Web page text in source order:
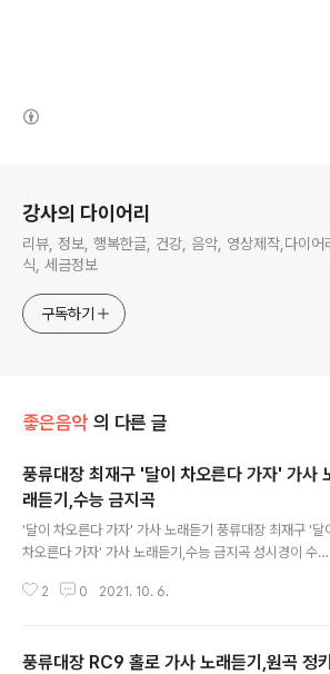
강사의 다이어리
리뷰, 정보, 행복한글, 건강, 음악, 영상제작,다이어
식, 세금정보
구독하기
좋은음악 의 다른 글
풍류대장 최재구 '달이 차오른다 가자' 가사
래듣기,수능 금지곡
'달이 차오른다 가자' 가사 노래듣기 풍류대장 최재구 '달
차오른다 가자' 가사 노래듣기,수능 금지곡 성시경이 수능
바로 이런 풍류,최재구님을 진심으로 응원합니다. 이분 떨
인정한 그 곡 가사는 영상에 들어있습니다. 저도 중독된 이
2 0 2021. 10. 6.
풍류대장 RC9 홀로 가사 노래듣기,원곡 정키